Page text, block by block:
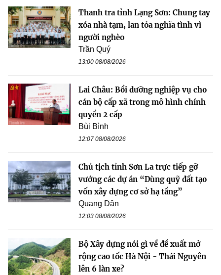
Thanh tra tỉnh Lạng Sơn: Chung tay
xóa nhà tạm, lan tỏa nghĩa tình vì
người nghèo
Trần Quý
13:00 08/08/2026
Lai Châu: Bồi dưỡng nghiệp vụ cho
cán bộ cấp xã trong mô hình chính
quyền 2 cấp
Bùi Bình
12:07 08/08/2026
Chủ tịch tỉnh Sơn La trực tiếp gỡ
vướng các dự án “Dùng quỹ đất tạo
vốn xây dựng cơ sở hạ tầng”
Quang Dân
12:03 08/08/2026
Bộ Xây dựng nói gì về đề xuất mở
rộng cao tốc Hà Nội - Thái Nguyên
lên 6 làn xe?